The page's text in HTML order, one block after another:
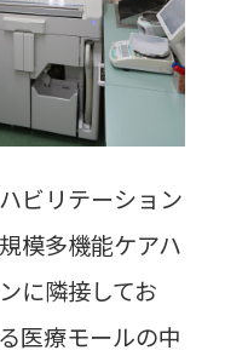
ビリテーション
模多機能ケアハ
に隣接してお
医療モールの中